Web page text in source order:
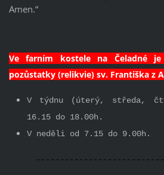
Amen.“
Ve farním kostele na Čeladné
pozůstatky (relikvie) sv. Františka z
V týdnu (úterý, středa,
16.15 do 18.00h.
V neděli od 7.15 do 9.00h.